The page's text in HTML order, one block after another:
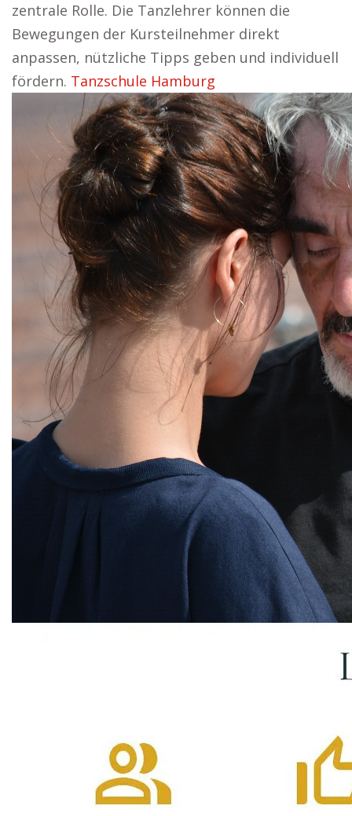
zentrale Rolle. Die Tanzlehrer können die
Bewegungen der Kursteilnehmer direkt
anpassen, nützliche Tipps geben und individuell
fördern. Tanzschule Hamburg